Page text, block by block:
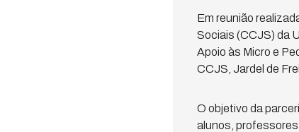
Em reunião
Sociais (CCJS) da
Apoio às Micro e
CCJS, Jardel de
O objetivo da
alunos,